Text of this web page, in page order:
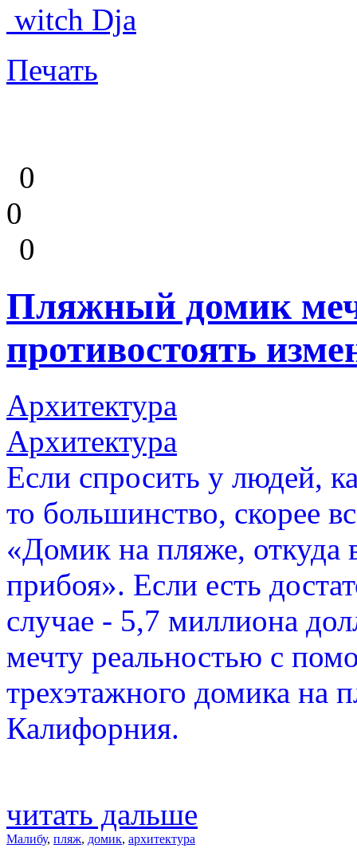
witch Dja
Печать
0
0
0
Пляжный домик
противостоять
Архитектура
Архитектура
Если спросить у людей,
то большинство, скорее
«Домик на пляже,
прибоя». Если есть
случае - 5,7 миллиона
мечту реальностью с
трехэтажного домика на
Калифорния.
читать дальше
Малибу, пляж, домик, архитектура